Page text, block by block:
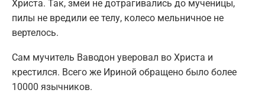
Христа. Так, змеи не дотрагивались до мученицы,
пилы не вредили ее телу, колесо мельничное не
вертелось.
Сам мучитель Ваводон уверовал во Христа и
крестился. Всего же Ириной обращено было более
10000 язычников.